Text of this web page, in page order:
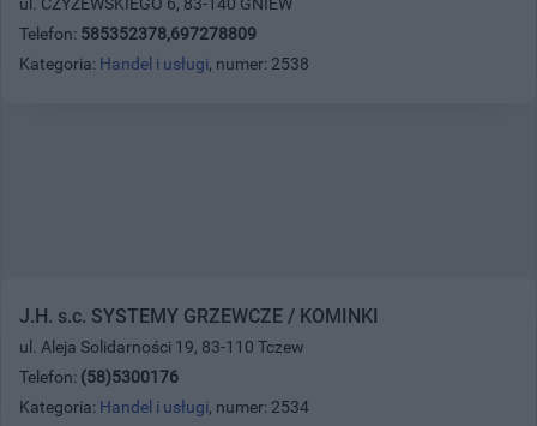
Telefon: 585352378,697278809
Kategoria: Handel i usługi, numer: 2538
J.H. s.c. SYSTEMY GRZEWCZE / KOMINKI
ul. Aleja Solidarności 19, 83-110 Tczew
Telefon: (58)5300176
Kategoria: Handel i usługi, numer: 2534